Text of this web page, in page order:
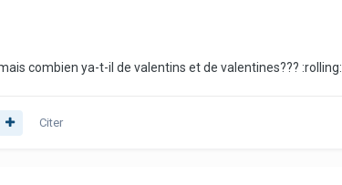
combien ya-t-il de valentins et de valentines??? :rolling:
Citer